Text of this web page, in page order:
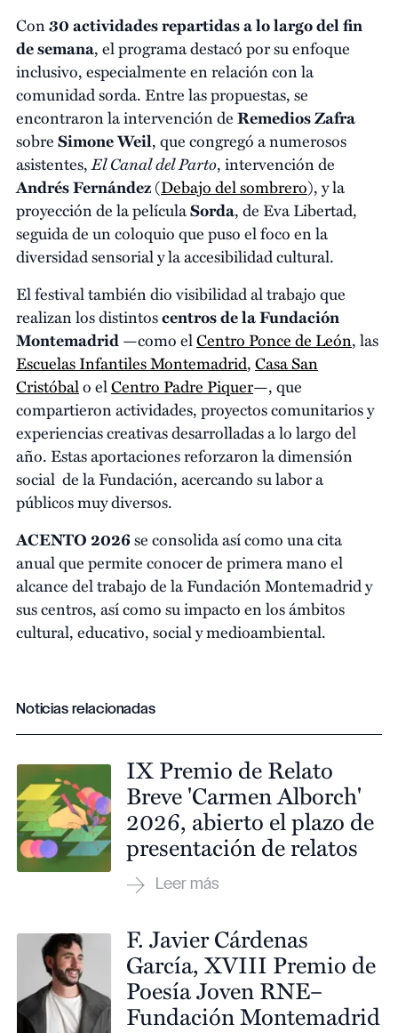
Con30 actividades repartidas a lo largo del fin
de semana, el programa destacó por su enfoque
inclusivo, especialmente en relación con la
comunidad sorda. Entre las propuestas, se
encontraron la intervención deRemedios Zafra
sobreSimone Weil, que congregó a numerosos
asistentes,El Canal del Parto, intervención de
Andrés Fernández(Debajo del sombrero), y la
proyección de la películaSorda, de Eva Libertad,
seguida de un coloquio que puso el foco en la
diversidad sensorial y la accesibilidad cultural.
El festival también dio visibilidad al trabajo que
realizan los distintoscentros de la Fundación
Montemadrid—como elCentro Ponce de León, las
Escuelas Infantiles Montemadrid,Casa San
Cristóbalo elCentro Padre Piquer—, que
compartieron actividades, proyectos comunitarios y
experiencias creativas desarrolladas a lo largo del
año. Estas aportaciones reforzaron la dimensión
social de la Fundación, acercando su labor a
públicos muy diversos.
ACENTO 2026se consolida así como una cita
anual que permite conocer de primera mano el
alcance del trabajo de la Fundación Montemadrid y
sus centros, así como su impacto en los ámbitos
cultural, educativo, social y medioambiental.
Noticias relacionadas
IX Premio de Relato
Breve 'Carmen Alborch'
2026, abierto el plazo de
presentación de relatos
F. Javier Cárdenas
García, XVIII Premio de
Poesía Joven RNE–
Fundación Montemadrid